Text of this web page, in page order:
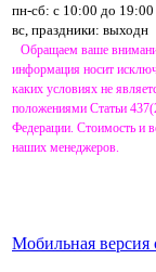
пн-сб: с 10:00 до 19:00
вс, праздники: выходн
Обращаем ваше
информация носит
каких условиях не
положениями Статьи
Федерации. Стоимость и
наших менеджеров.
Мобильная версия